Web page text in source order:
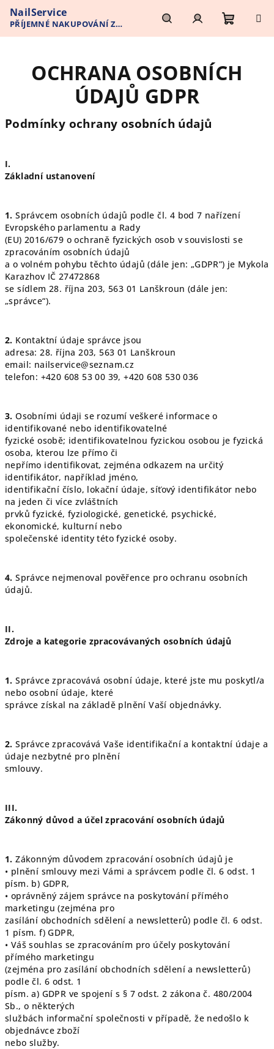
obsah
NailService
PŘÍJEMNÉ NAKUPOVÁNÍ Z
POHODLÍ VAŠEHO DOMOVA
HledatPřihlášení
košík
OCHRANA OSOBNÍCH
ÚDAJŮ GDPR
Podmínky ochrany osobních údajů
I.
Základní ustanovení
1. Správcem osobních údajů podle čl. 4 bod 7 nařízení
Evropského parlamentu a Rady
(EU) 2016/679 o ochraně fyzických osob v souvislosti se
zpracováním osobních údajů
a o volném pohybu těchto údajů (dále jen: „GDPR”) je Mykola
Karazhov IČ 27472868
se sídlem 28. října 203, 563 01 Lanškroun (dále jen:
„správce“).
2. Kontaktní údaje správce jsou
adresa: 28. října 203, 563 01 Lanškroun
email: nailservice@seznam.cz
telefon: +420 608 53 00 39, +420 608 530 036
3. Osobními údaji se rozumí veškeré informace o
identifikované nebo identifikovatelné
fyzické osobě; identifikovatelnou fyzickou osobou je fyzická
osoba, kterou lze přímo či
nepřímo identifikovat, zejména odkazem na určitý
identifikátor, například jméno,
identifikační číslo, lokační údaje, síťový identifikátor nebo
na jeden či více zvláštních
prvků fyzické, fyziologické, genetické, psychické,
ekonomické, kulturní nebo
společenské identity této fyzické osoby.
4. Správce nejmenoval pověřence pro ochranu osobních
údajů.
II.
Zdroje a kategorie zpracovávaných osobních údajů
1. Správce zpracovává osobní údaje, které jste mu poskytl/a
nebo osobní údaje, které
správce získal na základě plnění Vaší objednávky.
2. Správce zpracovává Vaše identifikační a kontaktní údaje a
údaje nezbytné pro plnění
smlouvy.
III.
Zákonný důvod a účel zpracování osobních údajů
1. Zákonným důvodem zpracování osobních údajů je
• plnění smlouvy mezi Vámi a správcem podle čl. 6 odst. 1
písm. b) GDPR,
• oprávněný zájem správce na poskytování přímého
marketingu (zejména pro
zasílání obchodních sdělení a newsletterů) podle čl. 6 odst.
1 písm. f) GDPR,
• Váš souhlas se zpracováním pro účely poskytování
přímého marketingu
(zejména pro zasílání obchodních sdělení a newsletterů)
podle čl. 6 odst. 1
písm. a) GDPR ve spojení s § 7 odst. 2 zákona č. 480/2004
Sb., o některých
službách informační společnosti v případě, že nedošlo k
objednávce zboží
nebo služby.